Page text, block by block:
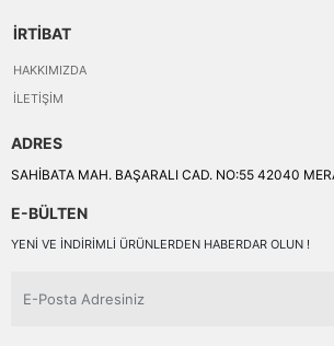
İRTİBAT
HAKKIMIZDA
İLETIŞIM
ADRES
SAHİBATA MAH. BAŞARALI CAD. NO:55 42040
E-BÜLTEN
YENI VE INDIRIMLI ÜRÜNLERDEN HABERDAR OLUN !